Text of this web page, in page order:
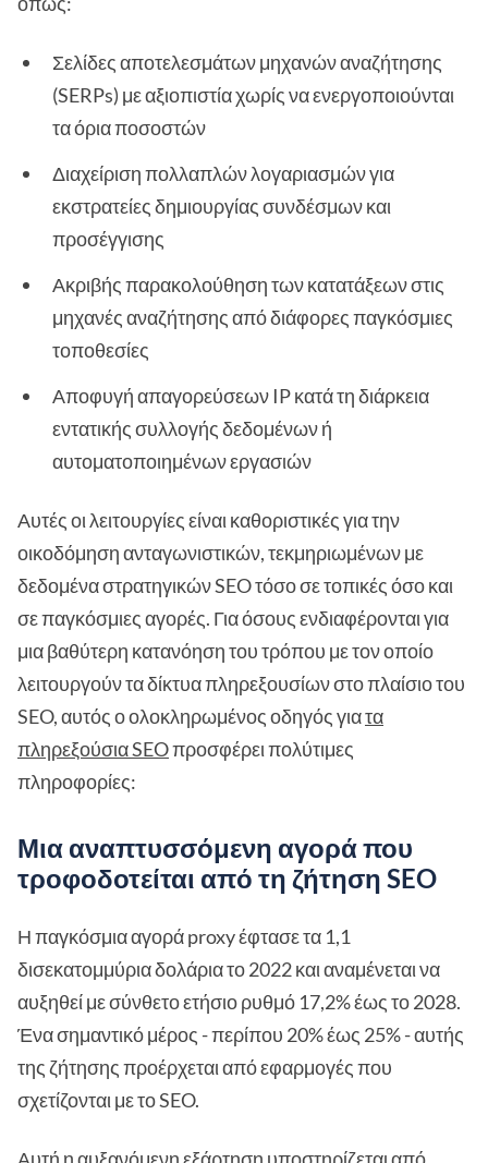
Σελίδες αποτελεσμάτων μηχανών αναζήτησης
(SERPs) με αξιοπιστία χωρίς να ενεργοποιούνται
τα όρια ποσοστών
Διαχείριση πολλαπλών λογαριασμών για
εκστρατείες δημιουργίας συνδέσμων και
προσέγγισης
Ακριβής παρακολούθηση των κατατάξεων στις
μηχανές αναζήτησης από διάφορες παγκόσμιες
τοποθεσίες
Αποφυγή απαγορεύσεων IP κατά τη διάρκεια
εντατικής συλλογής δεδομένων ή
αυτοματοποιημένων εργασιών
Αυτές οι λειτουργίες είναι καθοριστικές για την
οικοδόμηση ανταγωνιστικών, τεκμηριωμένων με
δεδομένα στρατηγικών SEO τόσο σε τοπικές όσο και
σε παγκόσμιες αγορές. Για όσους ενδιαφέρονται για
μια βαθύτερη κατανόηση του τρόπου με τον οποίο
λειτουργούν τα δίκτυα πληρεξουσίων στο πλαίσιο του
SEO, αυτός ο ολοκληρωμένος οδηγός γιατα
πληρεξούσια SEOπροσφέρει πολύτιμες
πληροφορίες:
Μια αναπτυσσόμενη αγορά που
τροφοδοτείται από τη ζήτηση SEO
Η παγκόσμια αγορά proxy έφτασε τα 1,1
δισεκατομμύρια δολάρια το 2022 και αναμένεται να
αυξηθεί με σύνθετο ετήσιο ρυθμό 17,2% έως το 2028.
Ένα σημαντικό μέρος - περίπου 20% έως 25% - αυτής
της ζήτησης προέρχεται από εφαρμογές που
σχετίζονται με το SEO.